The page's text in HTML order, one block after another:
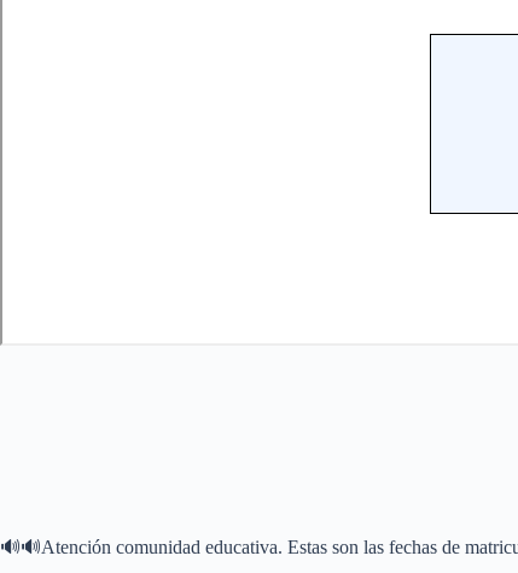
🔊🔊Atención comunidad educativa. Estas son las fechas de